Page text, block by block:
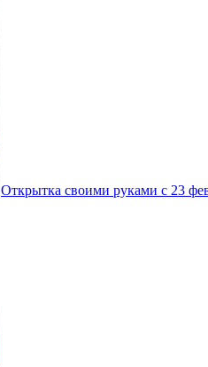
Открытка своими руками с 23